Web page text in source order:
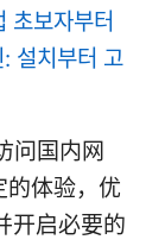
보자부터
설치부터 고
问国内网
的体验，优
开启必要的